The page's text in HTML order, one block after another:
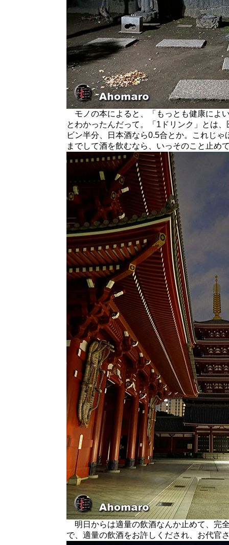
モノの本によると、「もっとも健康によ
とわかったんだって。「1ドリンク」とは
ビン半分、日本酒なら0.5合とか。これじ
までして酒を飲むなら、いっそのこと止め
明日からは適量の飲酒なんか止めて、完
で、適量の飲酒をお許しくだされ、お代官